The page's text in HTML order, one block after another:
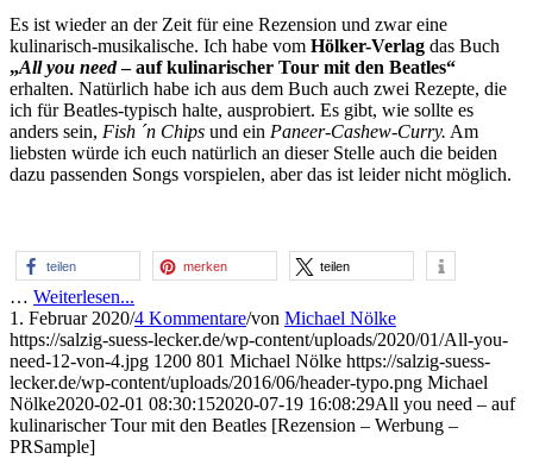
Es ist wieder an der Zeit für eine Rezension und zwar eine
kulinarisch-musikalische. Ich habe vom Hölker-Verlag das Buch
„All you need– auf kulinarischer Tour mit den Beatles“
erhalten. Natürlich habe ich aus dem Buch auch zwei Rezepte, die
ich für Beatles-typisch halte, ausprobiert. Es gibt, wie sollte es
anders sein, Fish ´n Chips und ein Paneer-Cashew-Curry. Am
liebsten würde ich euch natürlich an dieser Stelle auch die beiden
dazu passenden Songs vorspielen, aber das ist leider nicht möglich.
teilen merken teilen
… Weiterlesen...
1. Februar 2020/4 Kommentare/von Michael Nölke
https://salzig-suess-lecker.de/wp-content/uploads/2020/01/All-you-
need-12-von-4.jpg 1200 801 Michael Nölke https://salzig-suess-
lecker.de/wp-content/uploads/2016/06/header-typo.png Michael
Nölke2020-02-01 08:30:152020-07-19 16:08:29All you need – auf
kulinarischer Tour mit den Beatles [Rezension – Werbung –
PRSample]